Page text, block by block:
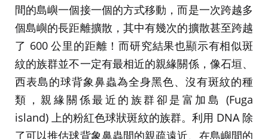
間的島嶼一個接一個的方式移動，而是一次跨越多
個島嶼的長距離擴散，其中有幾次的擴散甚至跨越
了 600 公里的距離！而研究結果也顯示有相似斑
紋的族群並不一定有最相近的親緣關係，像石垣、
西表島的球背象鼻蟲為全身黑色、沒有斑紋的種
類，親緣關係最近的族群卻是富加島 (Fuga
island) 上的粉紅色球狀斑紋的族群。利用 DNA 除
了可以推估球背象鼻蟲間的親疏遠近、在島嶼間的